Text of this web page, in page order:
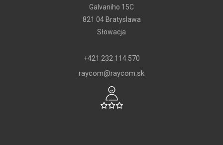
Galvaniho 15C
821 04 Bratyslawa
Słowacja
+421 232 114 570
raycom@raycom.sk